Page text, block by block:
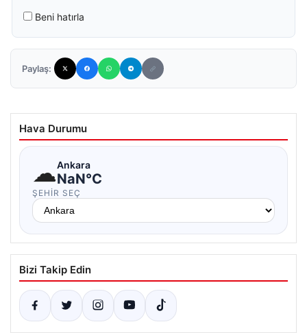
Beni hatırla
Paylaş:
Hava Durumu
☁Ankara
NaN°C
ŞEHIR SEÇ
Bizi Takip Edin